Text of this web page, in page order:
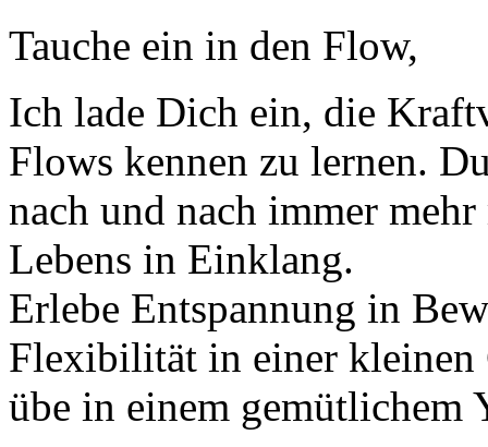
Tauche ein in den Flow,
Ich lade Dich ein, die
Flows kennen zu lernen.
nach und nach immer
Lebens in Einklang.
Erlebe Entspannung in
Flexibilität in einer kleinen
übe in einem gemütlichem